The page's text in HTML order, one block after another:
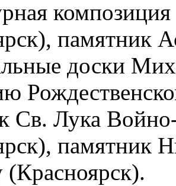
памятник
доски
Св. Лука
памятник
(Красноярск).